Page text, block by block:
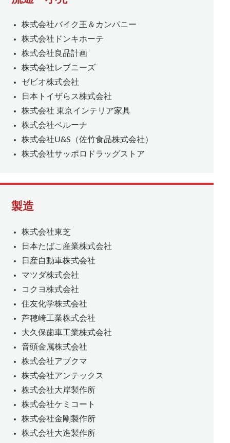
株式会社バイク王＆カンパニー
株式会社ドンキホーテ
株式会社良品計画
株式会社レブニーズ
ゼビオ株式会社
日本トイザらス株式会社
株式会社 東京インテリア家具
株式会社ベルーナ
株式会社U&S（佐竹食品株式会社）
株式会社サッポロドラッグストア
製造
株式会社東芝
日本たばこ産業株式会社
日産自動車株式会社
マツダ株式会社
コクヨ株式会社
住友化学株式会社
芦穂崎工業株式会社
大久保歯車工業株式会社
音頭金属株式会社
株式会社アブクマ
株式会社アンテックス
株式会社大岸製作所
株式会社ケミコート
株式会社金剛製作所
株式会社大進製作所